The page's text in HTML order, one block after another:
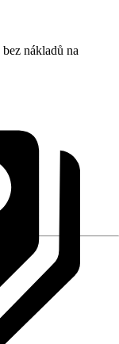
nákladů na